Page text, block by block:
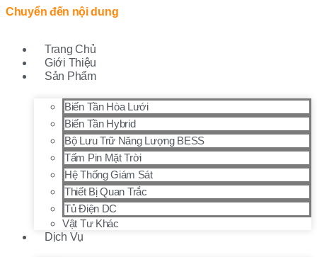
Chuyển đến nội dung
Trang Chủ
Giới Thiệu
Sản Phẩm
Biến Tần Hòa Lưới
Biến Tần Hybrid
Bộ Lưu Trữ Năng Lượng BESS
Tấm Pin Mặt Trời
Hệ Thống Giám Sát
Thiết Bị Quan Trắc
Tủ Điện DC
Vật Tư Khác
Dịch Vụ